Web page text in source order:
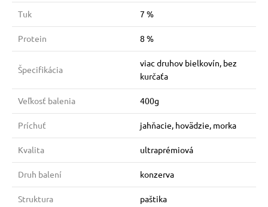
Tuk 7 %
Protein 8 %
Špecifikácia
viac druhov bielkovín, bez
kurčaťa
Veľkosť balenia 400g
Príchuť jahňacie, hovädzie, morka
Kvalita ultraprémiová
Druh balení konzerva
Struktura paštika